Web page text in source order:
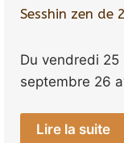
Sesshin zen de
Du vendredi
septembre 26
Lire la suite